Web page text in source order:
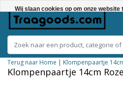
Terug naar Home | Klompenpaartje
Klompenpaartje 14cm Roze
Wij slaan cookies op om onze
Nee
Meer over